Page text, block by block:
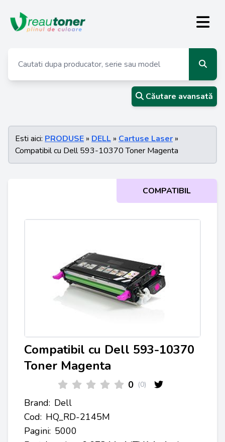
Căutare avansată
Esti aici: PRODUSE » DELL » Cartuse Laser »
Compatibil cu Dell 593-10370 Toner Magenta
COMPATIBIL
Compatibil cu Dell 593-10370
Toner Magenta
0 (0)
Brand: Dell
Cod: HQ_RD-2145M
Pagini: 5000